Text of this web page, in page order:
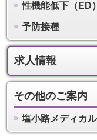
性機能低下（ED
予防接種
求人情報
その他のご案内
塩小路メディカ